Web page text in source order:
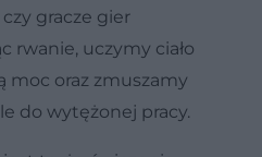
gracze gier
rwanie, uczymy ciało
moc oraz zmuszamy
do wytężonej pracy.